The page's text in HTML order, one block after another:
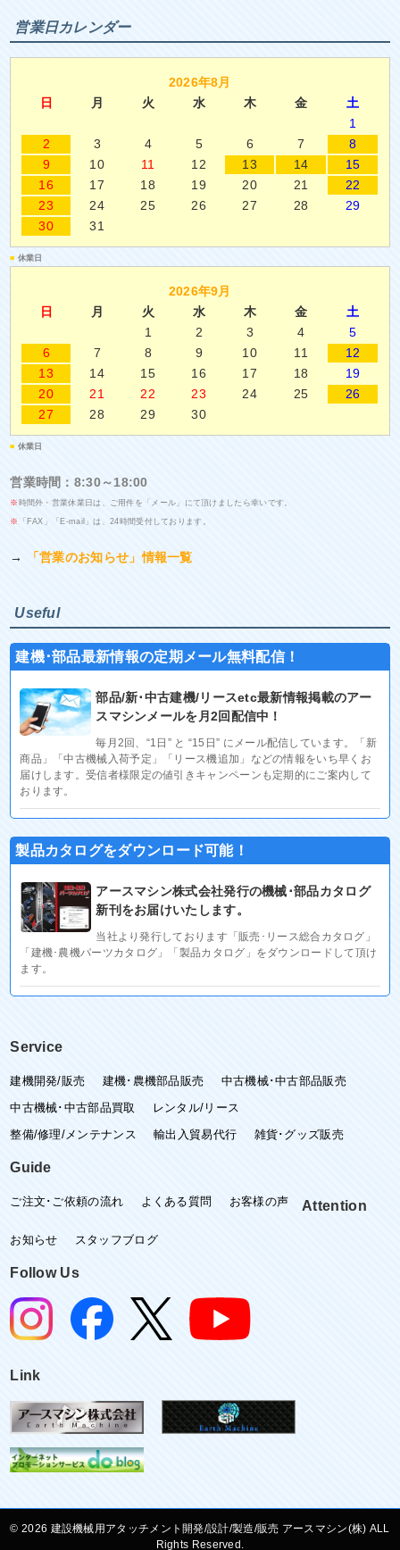
営業日カレンダー
2026年8月
日
月 火 水 木 金
土
1
2
3 4 5 6 7
8
9
10 11 12 13 14
15
16
17 18 19 20 21
22
23
24 25 26 27 28
29
30
31
■ 休業日
2026年9月
日
月 火 水 木 金
土
1
2 3 4
5
6
7 8 9 10 11
12
13
14 15 16 17 18
19
20
21 22 23 24 25
26
27
28 29 30
■ 休業日
営業時間：8:30～18:00
※ 時間外・営業休業日は、ご用件を「メール」にて頂けましたら幸いです。
※ 「FAX」「E-mail」は、24時間受付しております。
→ 「営業のお知らせ」情報一覧
Useful
建機･部品最新情報の定期メール無料配信！
部品/新･中古建機/リースetc最新情報掲載のアー
スマシンメールを月2回配信中！
毎月2回、“1日” と “15日” にメール配信しています。「新
商品」「中古機械入荷予定」「リース機追加」などの情報をいち早くお
届けします。受信者様限定の値引きキャンペーンも定期的にご案内して
おります。
製品カタログをダウンロード可能！
アースマシン株式会社発行の機械･部品カタログ
新刊をお届けいたします。
当社より発行しております「販売･リース総合カタログ」
「建機･農機パーツカタログ」「製品カタログ」をダウンロードして頂け
ます。
Service
建機開発/販売 建機･農機部品販売
中古機械･中古部品販売
中古機械･中古部品買取
レンタル/リース
整備/修理/メンテナンス
輸出入貿易代行 雑貨･グッズ販売
Guide
ご注文･ご依頼の流れ よくある質問 お客様の声 Attention
お知らせ スタッフブログ
Follow Us
Link
©
建設機械用アタッチメント開発/設計/製造/販売 アースマシン(株) ALL
Rights Reserved.